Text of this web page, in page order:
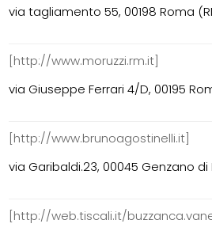
via tagliamento 55, 00198 Roma
[http://www.moruzzi.rm.it]
via Giuseppe Ferrari 4/D, 00195
[http://www.brunoagostinelli.it]
via Garibaldi.23, 00045 Genzano di
[http://web.tiscali.it/